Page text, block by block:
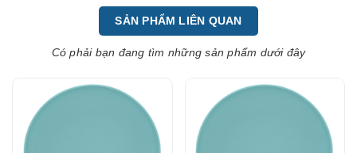
SẢN PHẨM LIÊN QUAN
Có phải bạn đang tìm những sản phẩm dưới đây